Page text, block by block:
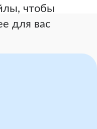
чтобы
для вас